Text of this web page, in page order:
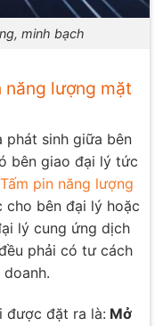
minh bạch
lượng mặt
phát sinh giữa bên
bên giao đại lý tức
Tấm pin năng lượng
cho bên đại lý hoặc
lý cung ứng dịch
phải có tư cách
được đặt ra là: Mở